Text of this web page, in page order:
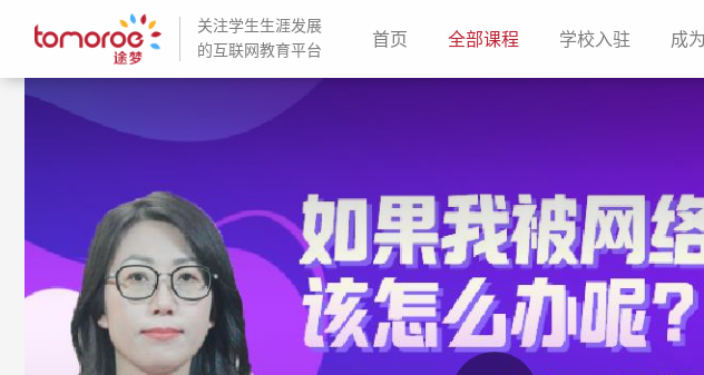
关注学生生涯发展
的互联网教育平台
首页(current)全部课程(current)学校入驻(current)
成